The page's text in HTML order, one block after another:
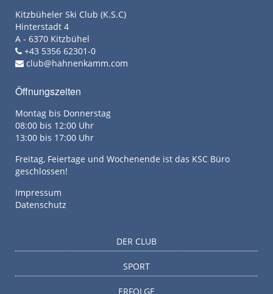
Kitzbüheler Ski Club (K.S.C)
Hinterstadt 4
A - 6370 Kitzbühel
+43 5356 62301-0
club@hahnenkamm.com
Öffnungszeiten
Montag bis Donnerstag
08:00 bis 12:00 Uhr
13:00 bis 17:00 Uhr
Freitag, Feiertage und Wochenende ist das KSC Büro
geschlossen!
Impressum
Datenschutz
DER CLUB
SPORT
ERFOLGE